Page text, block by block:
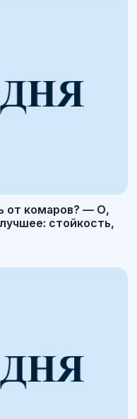
от комаров? — О,
стойкость,